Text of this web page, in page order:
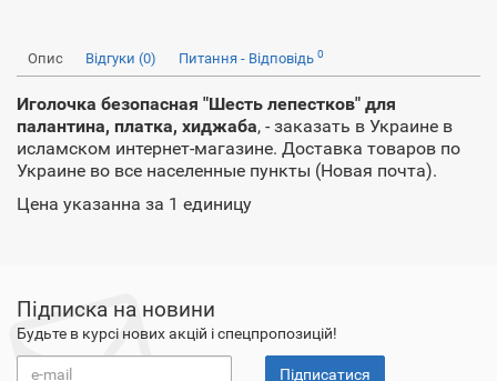
Опис Відгуки (0) Питання - Відповідь 0
Иголочка безопасная "Шесть лепестков" для
палантина, платка, хиджаба, - заказать в Украине в
исламском интернет-магазине. Доставка товаров по
Украине во все населенные пункты (Новая почта).
Цена указанна за 1 единицу
Підписка на новини
Будьте в курсі нових акцій і спецпропозицій!
Підписатися